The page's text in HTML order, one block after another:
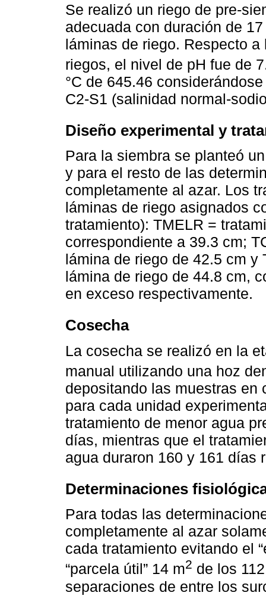
Se realizó un riego de pre-
adecuada con duración de
láminas de riego. Respecto
riegos, el nivel de pH fue de
°C de 645.46
C2-S1 (salinidad normal-
Diseño experimental y
Para la siembra se planteó
y para el resto de las
completamente al azar. Los
láminas de riego asignados
tratamiento): TMELR =
correspondiente a 39.3 cm;
lámina de riego de 42.5 cm y
lámina de riego de 44.8 cm,
en exceso respectivamente.
Cosecha
La cosecha se realizó en la
manual utilizando una hoz
depositando las muestras en
para cada unidad
tratamiento de menor agua
días, mientras que el
agua duraron 160 y 161 días
Determinaciones
Para todas las
completamente al azar
cada tratamiento evitando el
“parcela útil” 14 m2 de los
separaciones de entre los